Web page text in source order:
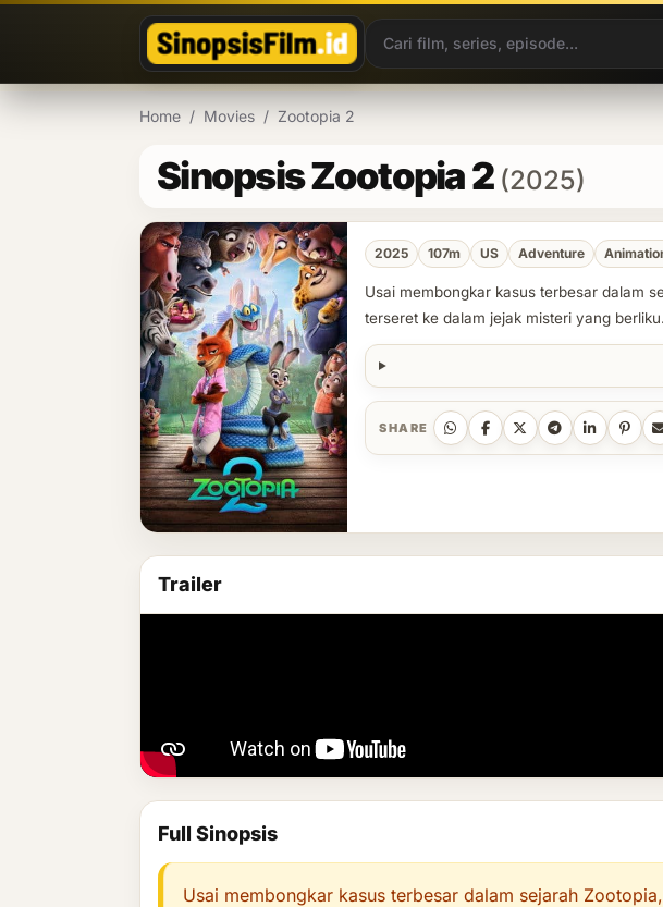
Home / Movies / Zootopia 2
Sinopsis Zootopia 2 (2025)
2025 107m US Adventure
Usai membongkar kasus terbesar dalam
terseret ke dalam jejak misteri yang
SHARE
Trailer
Full Sinopsis
Usai membongkar kasus terbesar dalam sejarah